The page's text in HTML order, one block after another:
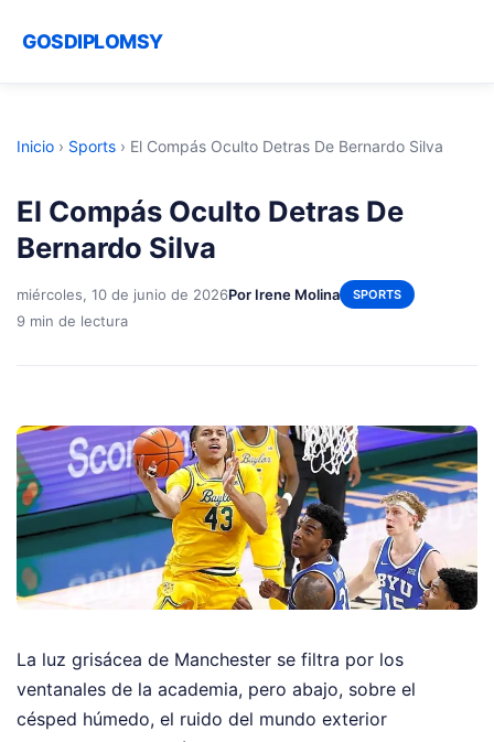
GOSDIPLOMSY
Inicio › Sports › El Compás Oculto Detras De Bernardo Silva
El Compás Oculto Detras De
Bernardo Silva
miércoles, 10 de junio de 2026Por Irene Molina SPORTS
9 min de lectura
La luz grisácea de Manchester se filtra por los
ventanales de la academia, pero abajo, sobre el
césped húmedo, el ruido del mundo exterior